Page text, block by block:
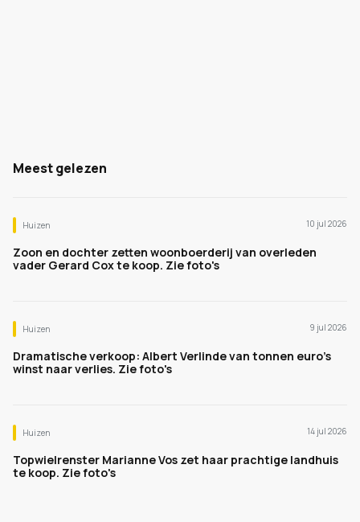
Meest gelezen
Huizen 10 jul 2026
Zoon en dochter zetten woonboerderij van overleden
vader Gerard Cox te koop. Zie foto's
Huizen 9 jul 2026
Dramatische verkoop: Albert Verlinde van tonnen euro's
winst naar verlies. Zie foto's
Huizen 14 jul 2026
Topwielrenster Marianne Vos zet haar prachtige landhuis
te koop. Zie foto's